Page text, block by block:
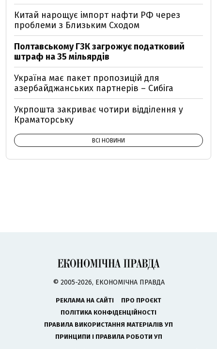
Китай нарощує імпорт нафти РФ через
проблеми з Близьким Сходом
Полтавському ГЗК загрожує податковий
штраф на 35 мільярдів
Україна має пакет пропозицій для
азербайджанських партнерів – Сибіга
Укрпошта закриває чотири відділення у
Краматорську
ВСІ НОВИНИ
© 2005-2026, ЕКОНОМІЧНА ПРАВДА
РЕКЛАМА НА САЙТІ
ПРО ПРОЄКТ
ПОЛІТИКА КОНФІДЕНЦІЙНОСТІ
ПРАВИЛА ВИКОРИСТАННЯ МАТЕРІАЛІВ УП
ПРИНЦИПИ І ПРАВИЛА РОБОТИ УП